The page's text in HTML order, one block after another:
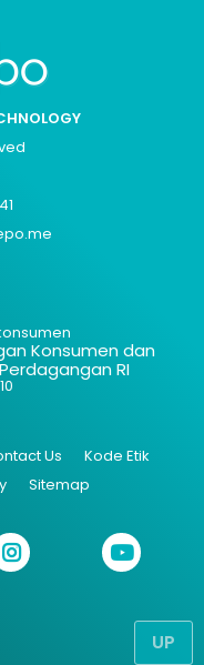
UP
Konsumen dan
RI
Us
Kode Etik
Sitemap